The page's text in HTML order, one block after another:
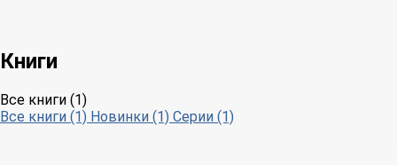
Книги
Все книги (1)
Все книги (1) Новинки (1) Серии (1)